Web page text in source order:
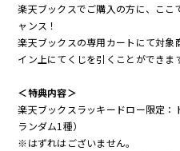
楽天ブックスでご購入の方に、こ
ャンス！
楽天ブックスの専用カートにて対象
イン上にてくじを引くことができます
＜特典内容＞
楽天ブックスラッキードロー限定：
ランダム1種）
※はずれはございません。